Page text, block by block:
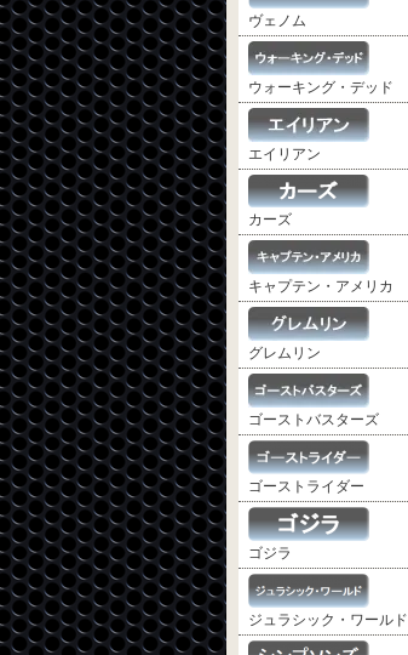
ヴェノム
ウォーキング・デッド
エイリアン
カーズ
キャプテン・アメリカ
グレムリン
ゴーストバスターズ
ゴーストライダー
ゴジラ
ジュラシック・ワールド